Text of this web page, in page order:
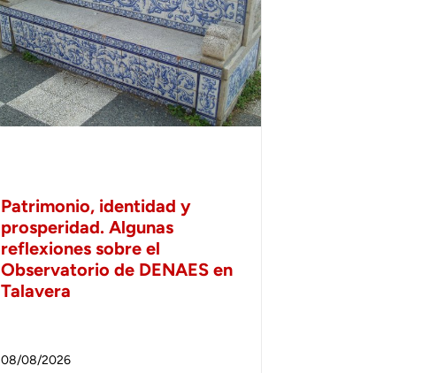
Patrimonio, identidad y
prosperidad. Algunas
reflexiones sobre el
Observatorio de DENAES en
Talavera
08/08/2026